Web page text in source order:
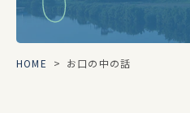
HOME > お口の中の話